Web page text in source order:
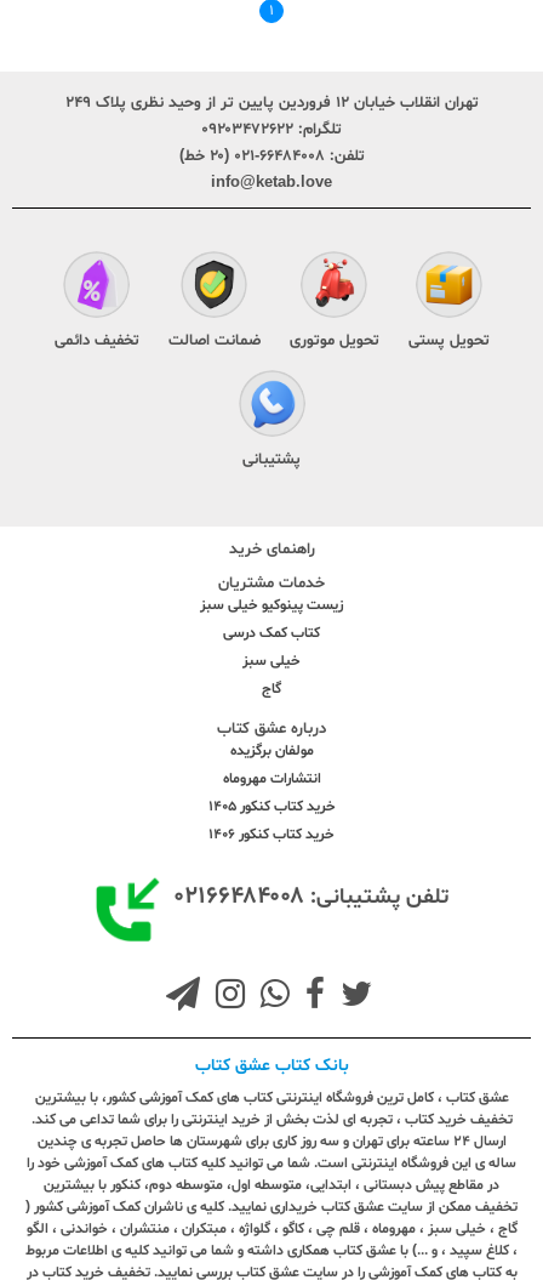
۱
تهران انقلاب خیابان ۱۲ فروردین پایین تر از وحید نظری پلاک ۲۴۹
تلگرام: ۰۹۲۰۳۴۷۲۶۲۲
تلفن: ۶۶۴۸۴۰۰۸-۰۲۱ (۲۰ خط)
info@ketab.love
تحویل پستی تحویل موتوری ضمانت اصالت تخفیف دائمی
پشتیبانی
راهنمای خرید
خدمات مشتریان
زیست پینوکیو خیلی سبز
کتاب کمک درسی
خیلی سبز
گاج
درباره عشق کتاب
مولفان برگزیده
انتشارات مهروماه
خرید کتاب کنکور 1405
خرید کتاب کنکور 1406
تلفن پشتیبانی: ۰۲۱۶۶۴۸۴۰۰۸
بانک کتاب عشق کتاب
عشق کتاب ، کامل ترین فروشگاه اینترنتی کتاب های کمک آموزشی کشور، با بیشترین
تخفیف خرید کتاب ، تجربه ای لذت بخش از خرید اینترنتی را برای شما تداعی می کند.
ارسال ٢٤ ساعته برای تهران و سه روز کاری برای شهرستان ها حاصل تجربه ی چندین
ساله ی این فروشگاه اینترنتی است. شما می توانید کلیه کتاب های کمک آموزشی خود را
در مقاطع پیش دبستانی ، ابتدایی، متوسطه اول، متوسطه دوم، کنکور با بیشترین
تخفیف ممکن از سایت عشق کتاب خریداری نمایید. کلیه ی ناشران کمک آموزشی کشور (
گاج ، خیلی سبز ، مهروماه ، قلم چی ، کاگو ، گلواژه ، مبتکران ، منتشران ، خواندنی ، الگو
، کلاغ سپید ، و ...) با عشق کتاب همکاری داشته و شما می توانید کلیه ی اطلاعات مربوط
به کتاب های کمک آموزشی را در سایت عشق کتاب بررسی نمایید. تخفیف خرید کتاب در